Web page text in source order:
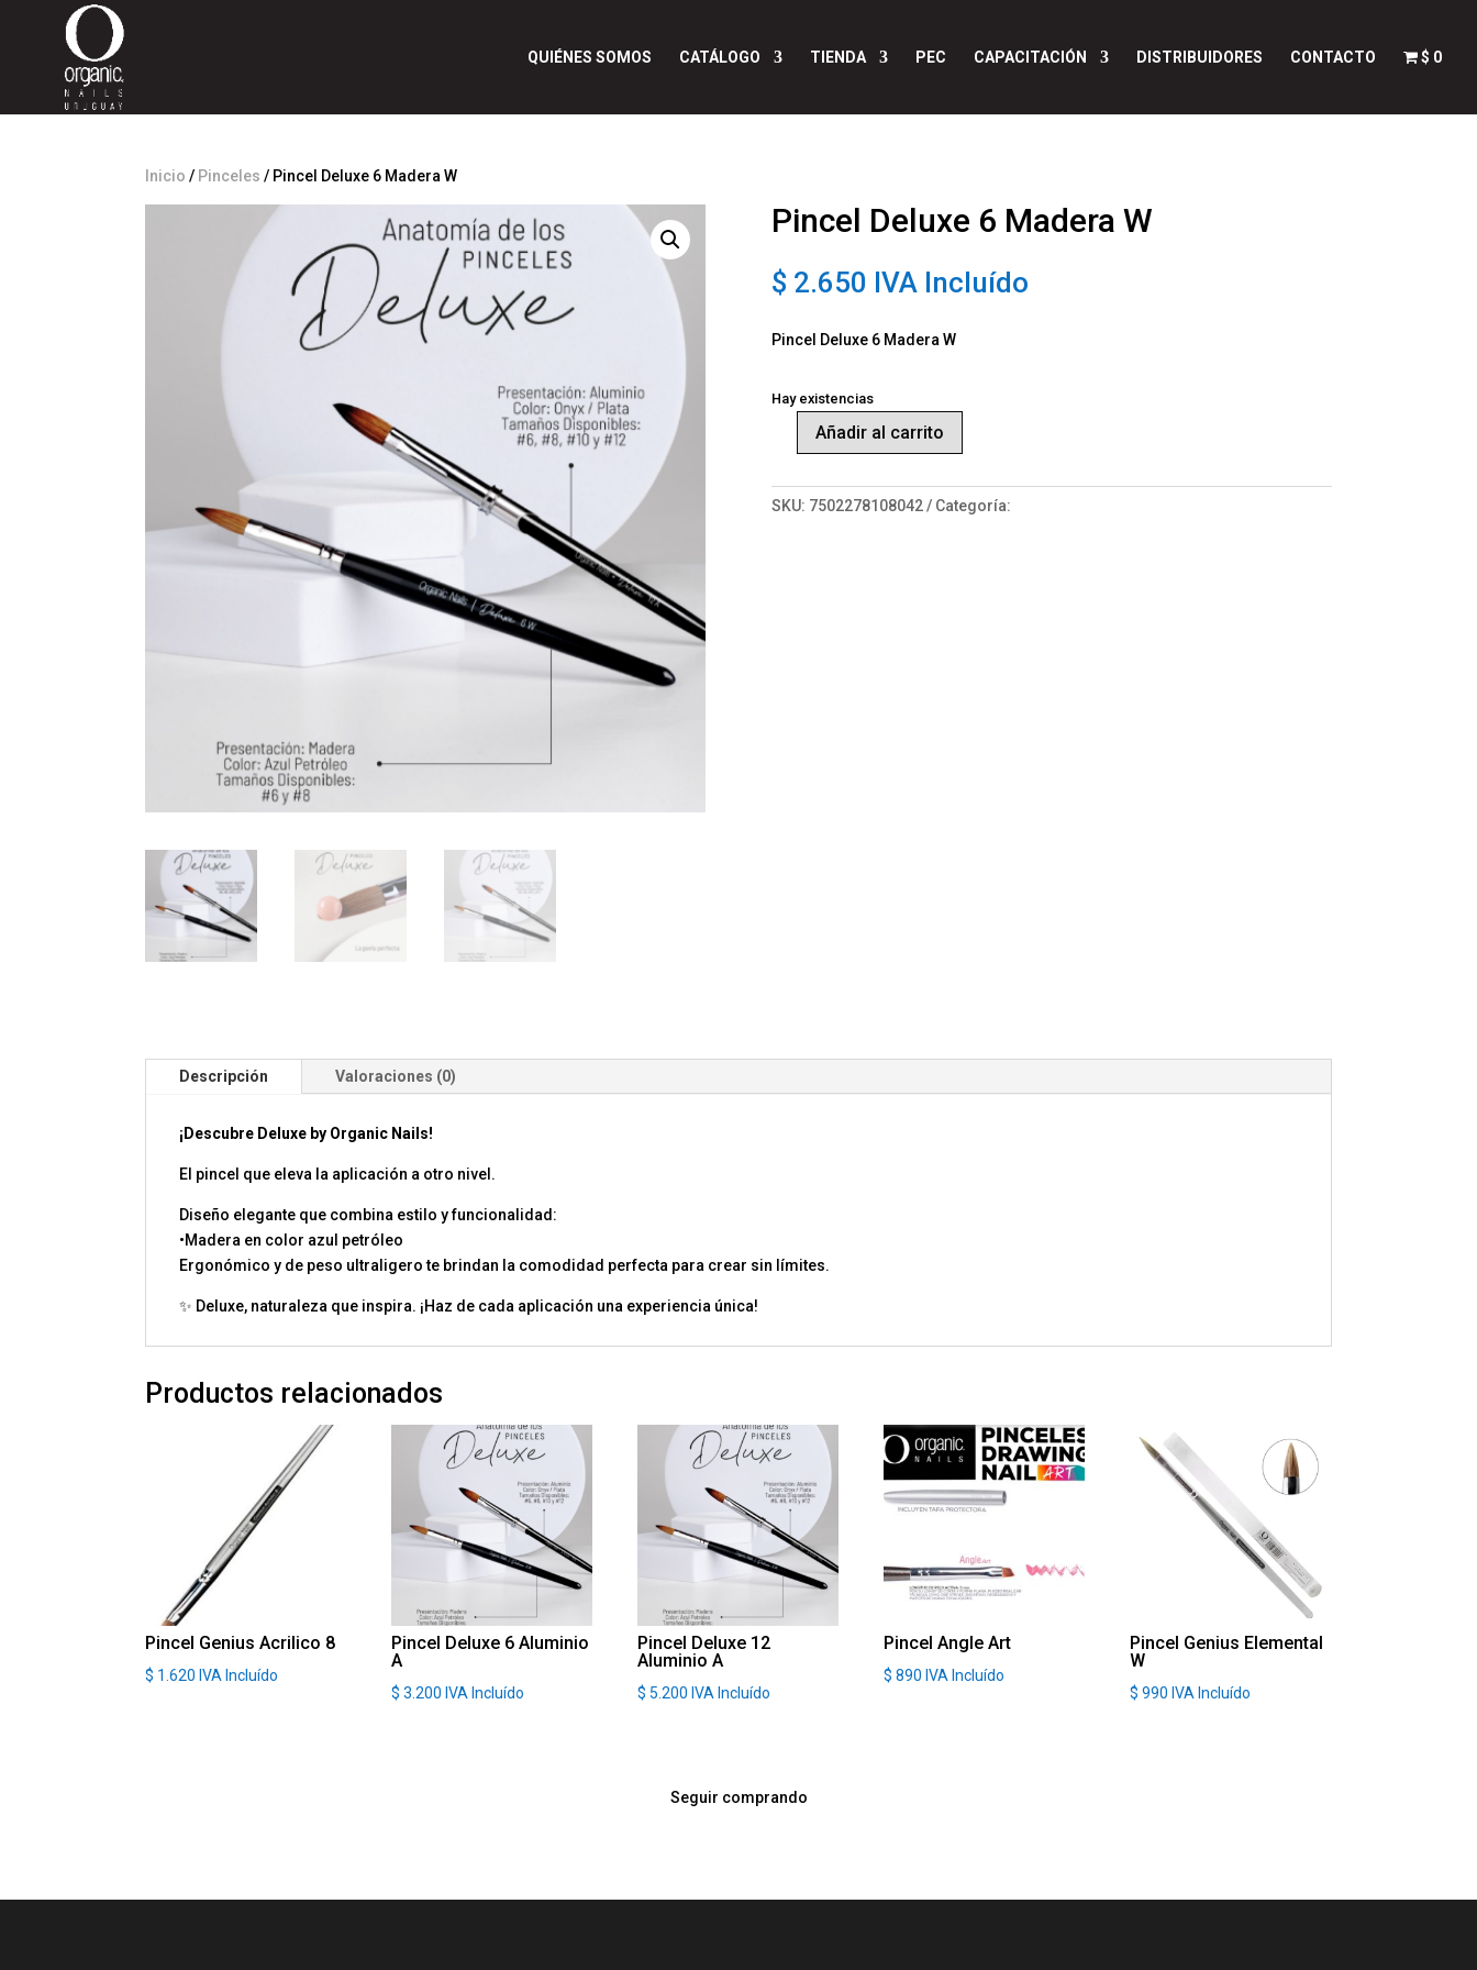
QUIÉNES SOMOS CATÁLOGO TIENDA PEC CAPACITACIÓN DISTRIBUIDORES CONTACTO $ 0
Inicio / Pinceles / Pincel Deluxe 6 Madera W
Pincel Deluxe 6 Madera W
$ 2.650 IVA Incluído
Pincel Deluxe 6 Madera W
Hay existencias
Añadir al carrito
SKU: 7502278108042 Categoría:
Descripción Valoraciones (0)
¡Descubre Deluxe by Organic Nails!
El pincel que eleva la aplicación a otro nivel.
Diseño elegante que combina estilo y funcionalidad:
•Madera en color azul petróleo
Ergonómico y de peso ultraligero te brindan la comodidad perfecta para crear sin límites.
✨ Deluxe, naturaleza que inspira. ¡Haz de cada aplicación una experiencia única!
Productos relacionados
Pincel Genius Acrilico 8
$ 1.620 IVA Incluído
Pincel Deluxe 6 Aluminio
A
$ 3.200 IVA Incluído
Pincel Deluxe 12
Aluminio A
$ 5.200 IVA Incluído
Pincel Angle Art
$ 890 IVA Incluído
Pincel Genius Elemental
W
$ 990 IVA Incluído
Seguir comprando